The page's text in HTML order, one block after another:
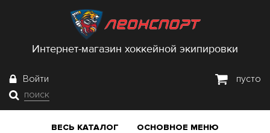
Интернет-магазин хоккейной экипировки
Войти
поиск
пусто
ВЕСЬ КАТАЛОГ ОСНОВНОЕ МЕНЮ